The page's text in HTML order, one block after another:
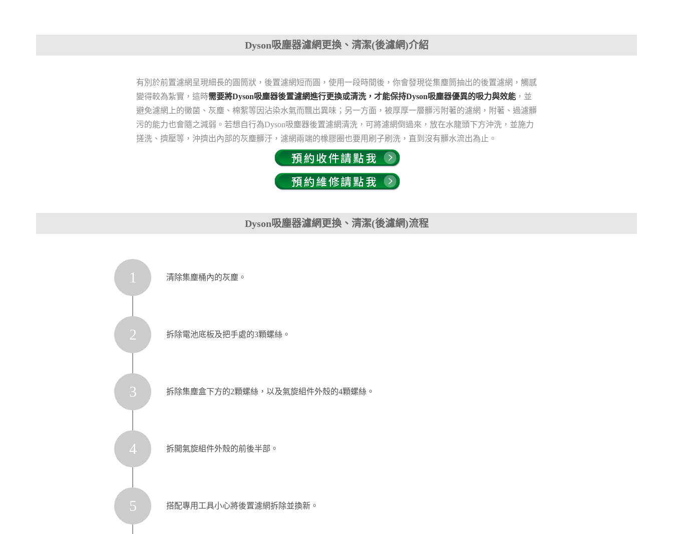
Dyson吸塵器濾網更換、清潔(後濾網)介紹
有別於前置濾網呈現細長的圓筒狀，後置濾網短而圓，使用一段時間後，你會發現從集塵筒抽出的後置濾網，觸感
變得較為紮實，這時需要將Dyson吸塵器後置濾網進行更換或清洗，才能保持Dyson吸塵器優異的吸力與效能 ，並
避免濾網上的黴菌、灰塵、棉絮等因沾染水氣而飄出異味；另一方面，被厚厚一層髒污附著的濾網，附著、過濾髒
污的能力也會隨之減弱。若想自行為Dyson吸塵器後置濾網清洗，可將濾網倒過來，放在水龍頭下方沖洗，並施力
搓洗、擠壓等，沖擠出內部的灰塵髒汙，濾網兩端的橡膠圈也要用刷子刷洗，直到沒有髒水流出為止。
Dyson吸塵器濾網更換、清潔(後濾網)流程
1 清除集塵桶內的灰塵。
2 拆除電池底板及把手處的3顆螺絲。
3 拆除集塵盒下方的2顆螺絲，以及氣旋組件外殼的4顆螺絲。
4 拆開氣旋組件外殼的前後半部。
5 搭配專用工具小心將後置濾網拆除並換新。